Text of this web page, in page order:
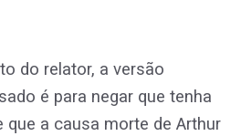
do relator, a versão
é para negar que tenha
que a causa morte de Arthur